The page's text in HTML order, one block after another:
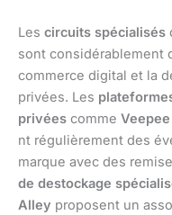
Les circuits spécialisés
sont considérablement
commerce digital et la
privées. Les
privées comme Veepee
nt régulièrement des
marque avec des
de destockage
Alley proposent un